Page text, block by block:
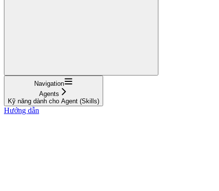
Navigation
Agents
Kỹ năng dành cho Agent (Skills)
Hướng dẫn